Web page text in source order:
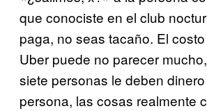
que conociste en el club
paga, no seas tacaño. El
Uber puede no parecer
siete personas le deben
persona, las cosas realmente